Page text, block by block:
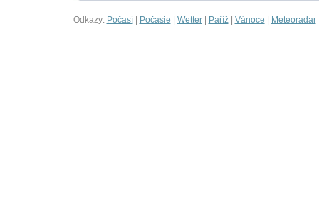
Odkazy: Počasí| Počasie | Wetter| Paříž| Vánoce | Meteoradar